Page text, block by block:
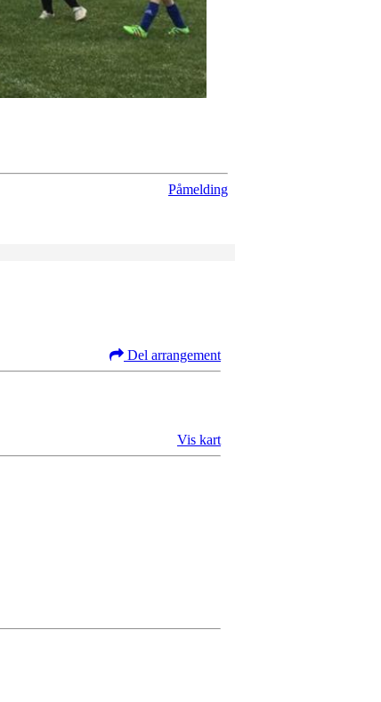
Påmelding
Del arrangement
Vis kart